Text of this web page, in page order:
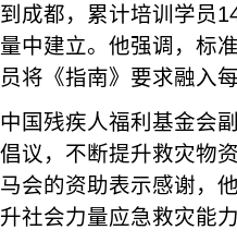
到成都，累计培训学员
量中建立。他强调，标
员将《指南》要求融入
中国残疾人福利基金会
倡议，不断提升救灾物
马会的资助表示感谢，
升社会力量应急救灾能力